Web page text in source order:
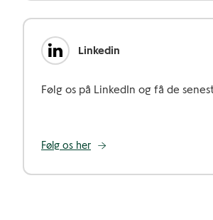
Linkedin
Følg os på LinkedIn og få de
Følg os her